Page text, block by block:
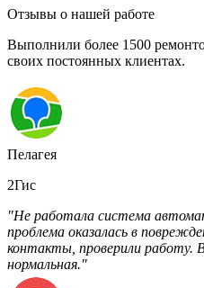
Отзывы о нашей работе
Выполнили более 1500
своих постоянных клиентах.
Пелагея
2Гис
"Не работала система
проблема оказалась в
контакты, проверили работу.
нормальная."